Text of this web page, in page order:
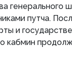
генерального
путча.
и
кабмин